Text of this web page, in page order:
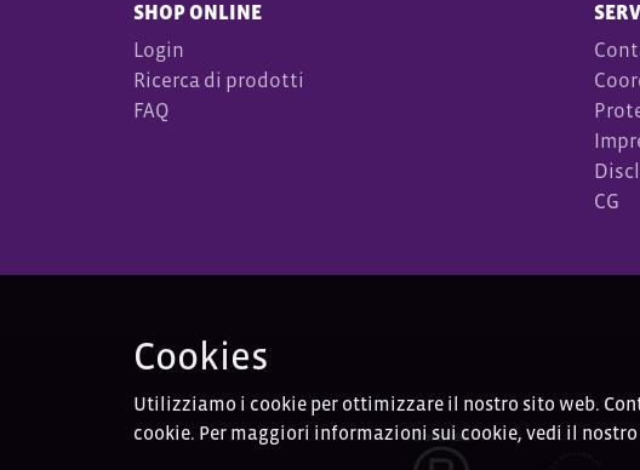
SHOP ONLINE
Login
Ricerca di prodotti
FAQ
CG
Cookies
Utilizziamo i cookie per ottimizzare il nostro sito web.
cookie. Per maggiori informazioni sui cookie, vedi il nostro